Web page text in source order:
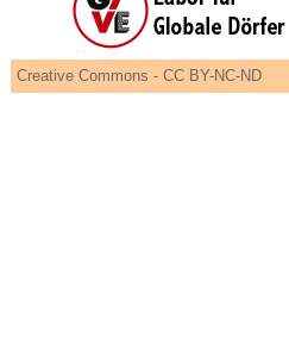
Creative Commons - CC BY-NC-ND